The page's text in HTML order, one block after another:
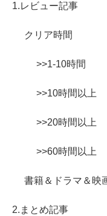
1.レビュー記事
クリア時間
>>1-10時間
>>10時間以上
>>20時間以上
>>60時間以上
書籍＆ドラマ＆映
2.まとめ記事